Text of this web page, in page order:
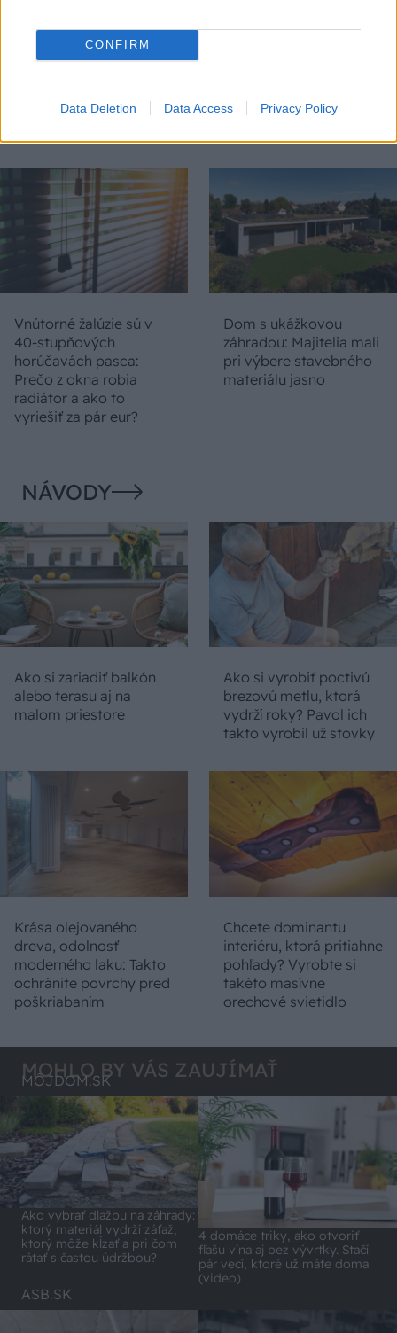
CONFIRM
Data Deletion Data Access Privacy Policy
Chystáte sa zatepľovať
alebo meniť kotol?
dotačných výzvach
zatepliť dom
Multipor ETX
Vnútorné žalúzie sú v
40-stupňových
horúčavách pasca:
Prečo z okna robia
radiátor a ako to
vyriešiť za pár eur?
Dom s ukážkovou
záhradou: Majitelia mali
pri výbere stavebného
materiálu jasno
NÁVODY
Ako si zariadiť balkón
alebo terasu aj na
malom priestore
Ako si vyrobiť poctivú
brezovú metlu, ktorá
vydrží roky? Pavol ich
takto vyrobil už stovky
Krása olejovaného
dreva, odolnosť
moderného laku: Takto
ochránite povrchy pred
poškriabaním
Chcete dominantu
interiéru, ktorá pritiahne
pohľady? Vyrobte si
takéto masívne
orechové svietidlo
MOHLO BY VÁS ZAUJÍMAŤ
MÔJDOM.SK
Ako vybrať dlažbu na záhrady:
ktorý materiál vydrží záťaž,
ktorý môže kĺzať a pri čom
rátať s častou údržbou?
4 domáce triky, ako otvoriť
fľašu vína aj bez vývrtky. Stačí
pár vecí, ktoré už máte doma
(video)
ASB.SK